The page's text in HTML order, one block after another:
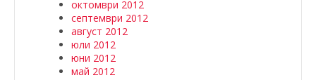
октомври 2012
септември 2012
август 2012
юли 2012
юни 2012
май 2012